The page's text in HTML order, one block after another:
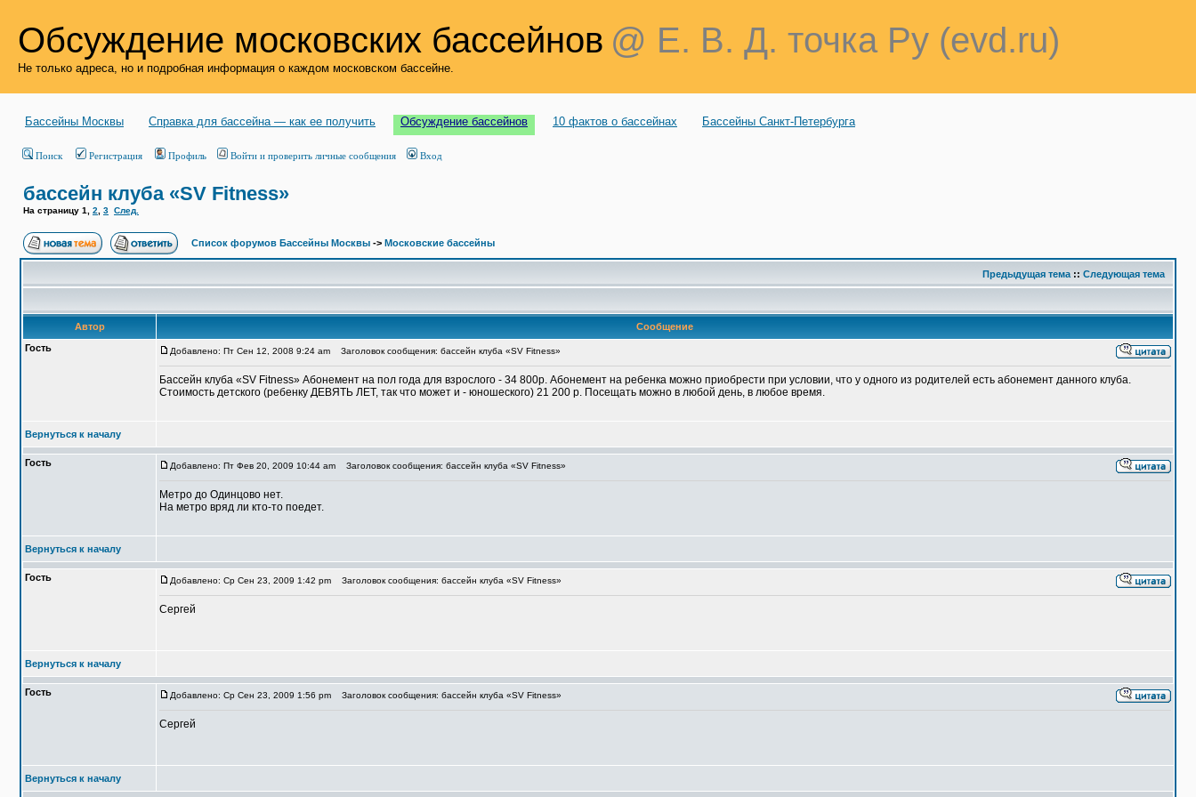
Обсуждение московских бассейнов @ Е. В. Д. точка Ру (evd.ru)
Не только адреса, но и подробная информация о каждом московском бассейне.
Бассейны Москвы Справка для бассейна — как ее получить Обсуждение бассейнов 10 фактов о бассейнах Бассейны Санкт-Петербурга
Поиск Регистрация Профиль Войти и проверить личные сообщения Вход
бассейн клуба «SV Fitness»
На страницу 1 2 3 След.
Список форумов Бассейны Москвы -> Московские бассейны
Предыдущая тема :: Следующая тема
Автор
Сообщение
Гость
Добавлено: Пт Сен 12, 2008 9:24 am Заголовок сообщения: бассейн клуба «SV Fitness»
Бассейн клуба «SV Fitness» Абонемент на пол года для взрослого - 34 800р. Абонемент на ребенка можно приобрести при условии, что у одного из родителей есть абонемент данного клуба.
Стоимость детского (ребенку ДЕВЯТЬ ЛЕТ, так что может и - юношеского) 21 200 р. Посещать можно в любой день, в любое время.
Вернуться к началу
Гость Добавлено: Пт Фев 20, 2009 10:44 am Заголовок сообщения: бассейн клуба «SV Fitness»
Метро до Одинцово нет.
На метро вряд ли кто-то поедет.
Вернуться к началу
Гость Добавлено: Ср Сен 23, 2009 1:42 pm Заголовок сообщения: бассейн клуба «SV Fitness»
Сергей
Вернуться к началу
Гость Добавлено: Ср Сен 23, 2009 1:56 pm Заголовок сообщения: бассейн клуба «SV Fitness»
Сергей
Вернуться к началу